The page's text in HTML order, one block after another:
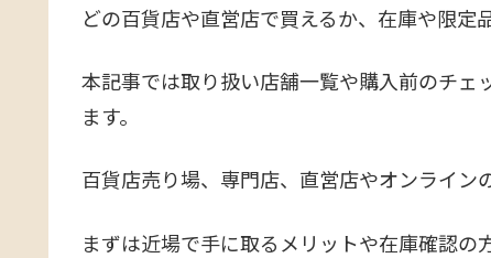
どの百貨店や直営店で買えるか、在庫や限定
本記事では取り扱い店舗一覧や購入前のチ
ます。
百貨店売り場、専門店、直営店やオンライン
まずは近場で手に取るメリットや在庫確認の